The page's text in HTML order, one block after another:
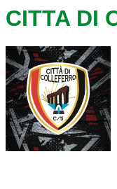
CITTA DI